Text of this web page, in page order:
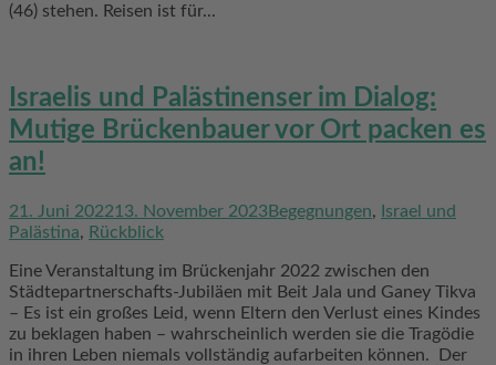
(46) stehen. Reisen ist für...
Israelis und Palästinenser im Dialog:
Mutige Brückenbauer vor Ort packen es
an!
21. Juni 202213. November 2023Begegnungen, Israel und
Palästina, Rückblick
Eine Veranstaltung im Brückenjahr 2022 zwischen den
Städtepartnerschafts-Jubiläen mit Beit Jala und Ganey Tikva
– Es ist ein großes Leid, wenn Eltern den Verlust eines Kindes
zu beklagen haben – wahrscheinlich werden sie die Tragödie
in ihren Leben niemals vollständig aufarbeiten können. Der